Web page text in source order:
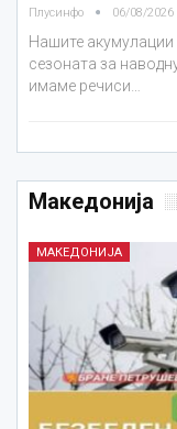
Плусинфо 06/08/2026
Нашите акумулации
сезоната за
имаме речиси…
Македонија
МАКЕДОНИЈА